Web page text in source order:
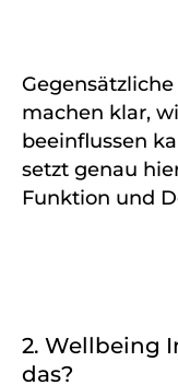
machen klar,
beeinflussen
setzt genau
Funktion und
2. Wellbeing
das?